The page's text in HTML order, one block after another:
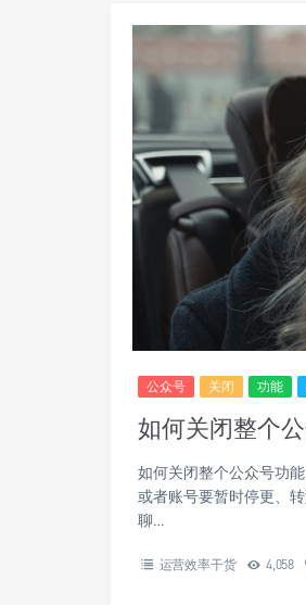
公众号 关闭 功能
如何关闭整个
如何关闭整个公众号功
或者账号要暂时停更、
聊…
运营效率干货 4,058